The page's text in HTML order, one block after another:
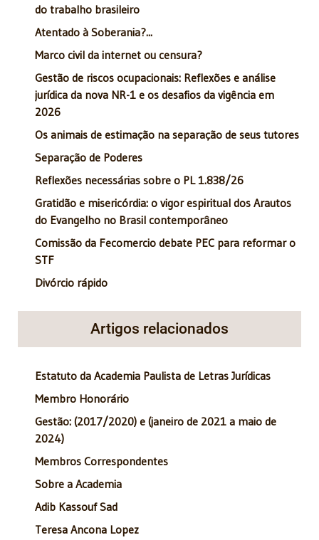
do trabalho brasileiro
Atentado à Soberania?...
Marco civil da internet ou censura?
Gestão de riscos ocupacionais: Reflexões e análise
jurídica da nova NR-1 e os desafios da vigência em
2026
Os animais de estimação na separação de seus tutores
Separação de Poderes
Reflexões necessárias sobre o PL 1.838/26
Gratidão e misericórdia: o vigor espiritual dos Arautos
do Evangelho no Brasil contemporâneo
Comissão da Fecomercio debate PEC para reformar o
STF
Divórcio rápido
Artigos relacionados
Estatuto da Academia Paulista de Letras Jurídicas
Membro Honorário
Gestão: (2017/2020) e (janeiro de 2021 a maio de
2024)
Membros Correspondentes
Sobre a Academia
Adib Kassouf Sad
Teresa Ancona Lopez